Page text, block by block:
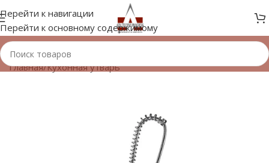
Перейти к навигации
Перейти к основному содержимому
Главная/Кухонная утварь